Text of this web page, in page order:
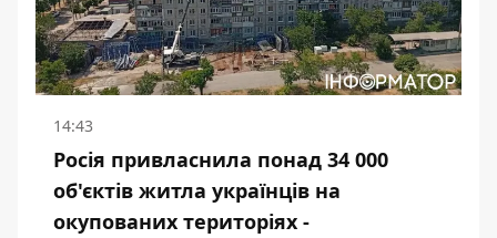
14:43
Росія привласнила понад 34 000
об'єктів житла українців на
окупованих територіях -